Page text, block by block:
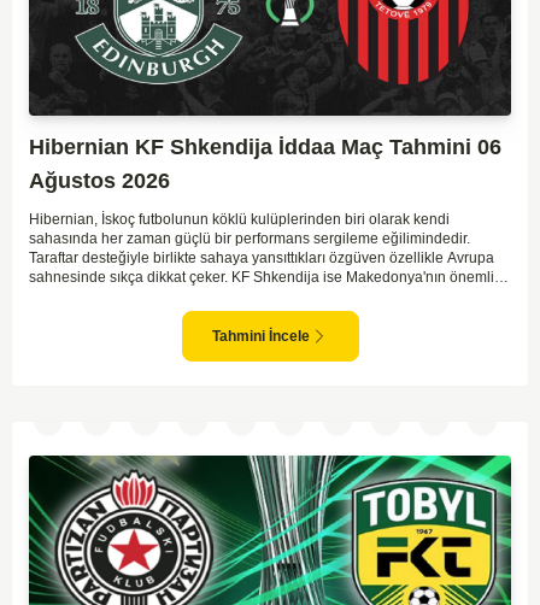
Hibernian KF Shkendija İddaa Maç Tahmini 06
Ağustos 2026
Hibernian, İskoç futbolunun köklü kulüplerinden biri olarak kendi
sahasında her zaman güçlü bir performans sergileme eğilimindedir.
Taraftar desteğiyle birlikte sahaya yansıttıkları özgüven özellikle Avrupa
sahnesinde sıkça dikkat çeker. KF Shkendija ise Makedonya'nın önemli
biriktirmektedir. Ancak deplasman maçlarında zaman zaman istikrarsız
sonuçlar alabilmekteler. Hibernian'ın genel olarak daha organize
oynayan bir ekip olması, maçın favorisi olmalarını sağlıyor. İki takımın da
Tahmini İncele